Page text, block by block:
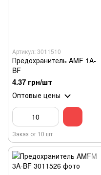
Артикул: 3011510
Предохранитель AMF 1A-
BF
4.37 грн/шт
Оптовые цены
Заказ от 10 шт